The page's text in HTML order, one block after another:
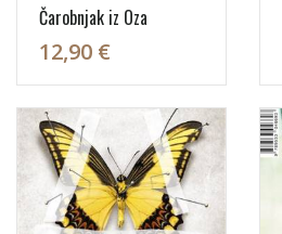
Čarobnjak iz Oza
12,90 €